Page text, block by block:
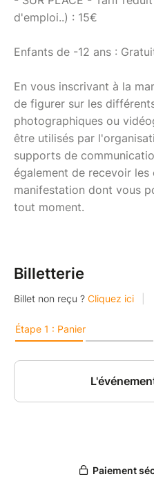
d'emploi..) : 15€
Enfants de -12 ans :
En vous inscrivant à la
de figurer sur les
photographiques ou
être utilisés par
supports de
également de recevoir
manifestation dont vous
tout moment.
Billetterie